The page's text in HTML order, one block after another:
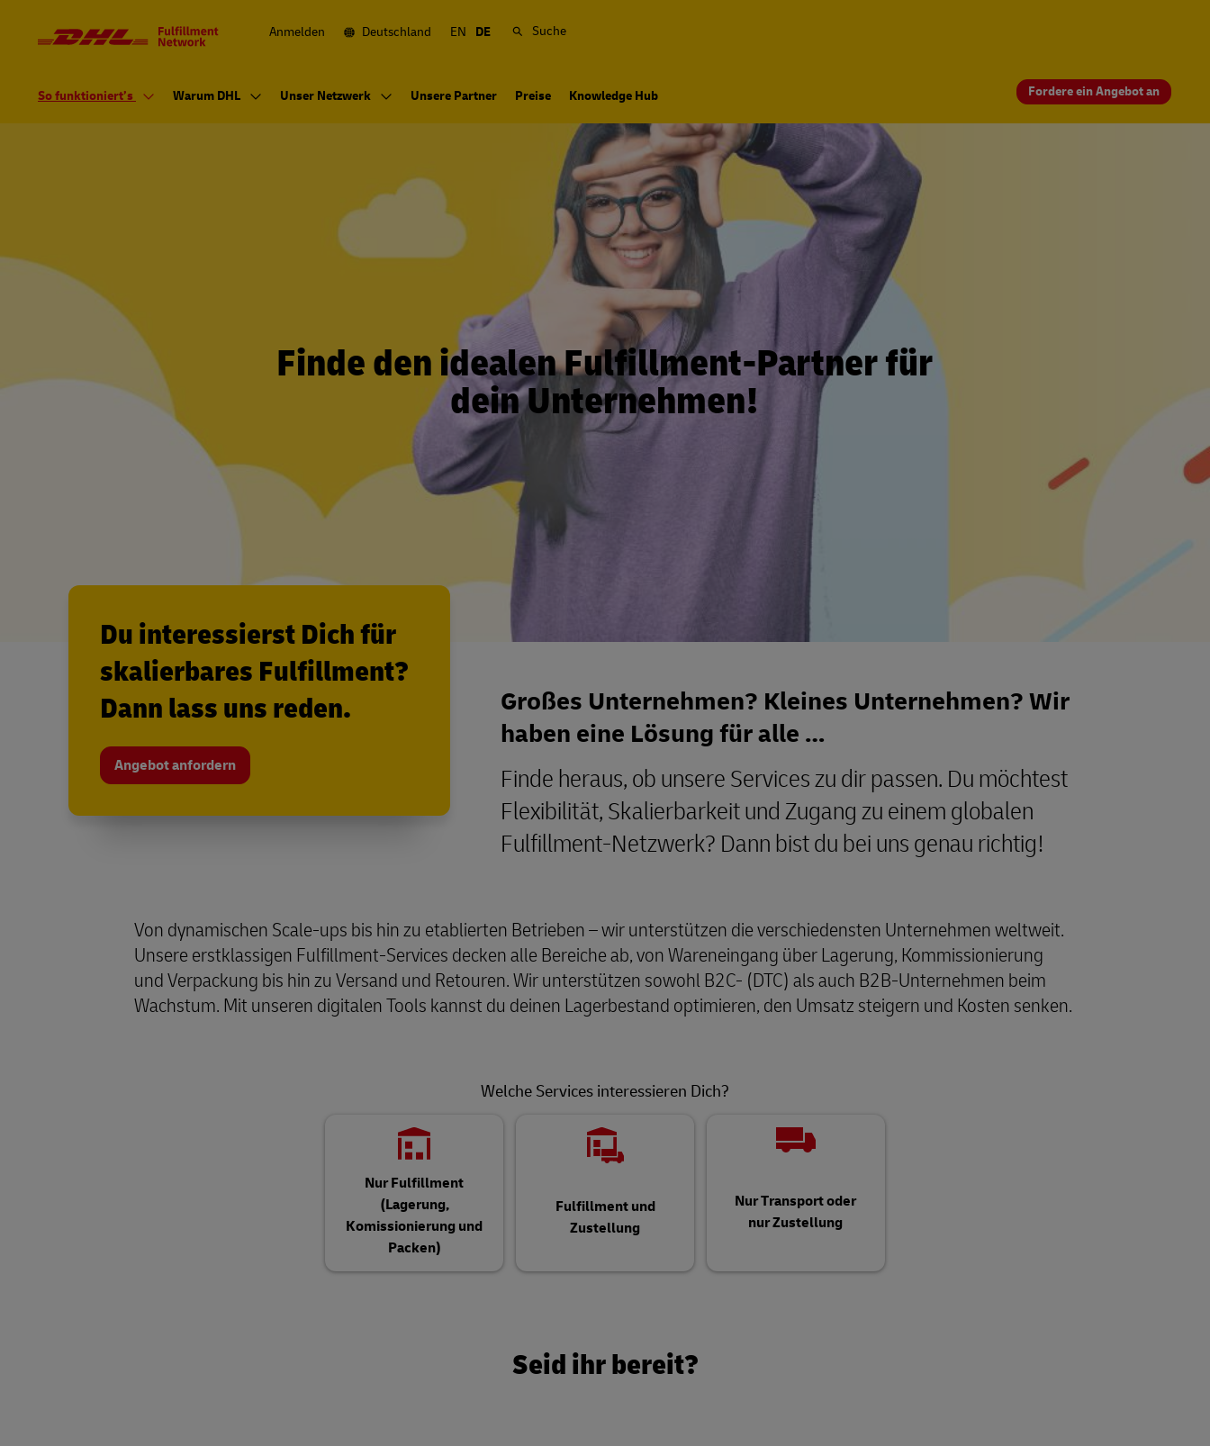
Primärnavigation Anmelden Deutschland EN DE Suche
So funktioniert’s Warum DHL Unser Netzwerk Unsere Partner Preise Knowledge Hub Fordere ein Angebot an
Finde den idealen Fulfillment-Partner für
dein Unternehmen!
Großes Unternehmen? Kleines Unternehmen? Wir
haben eine Lösung für alle …
Finde heraus, ob unsere Services zu dir passen. Du möchtest
Flexibilität, Skalierbarkeit und Zugang zu einem globalen
Fulfillment-Netzwerk? Dann bist du bei uns genau richtig!
Du interessierst Dich für
skalierbares Fulfillment?
Dann lass uns reden.
Angebot anfordern
Von dynamischen Scale-ups bis hin zu etablierten Betrieben – wir unterstützen die verschiedensten Unternehmen weltweit.
Unsere erstklassigen Fulfillment-Services decken alle Bereiche ab, von Wareneingang über Lagerung, Kommissionierung
und Verpackung bis hin zu Versand und Retouren. Wir unterstützen sowohl B2C- (DTC) als auch B2B-Unternehmen beim
Wachstum. Mit unseren digitalen Tools kannst du deinen Lagerbestand optimieren, den Umsatz steigern und Kosten senken.
Welche Services interessieren Dich?
Nur Fulfillment
(Lagerung,
Komissionierung und
Packen)
Fulfillment und
Zustellung
Nur Transport oder
nur Zustellung
Seid ihr bereit?